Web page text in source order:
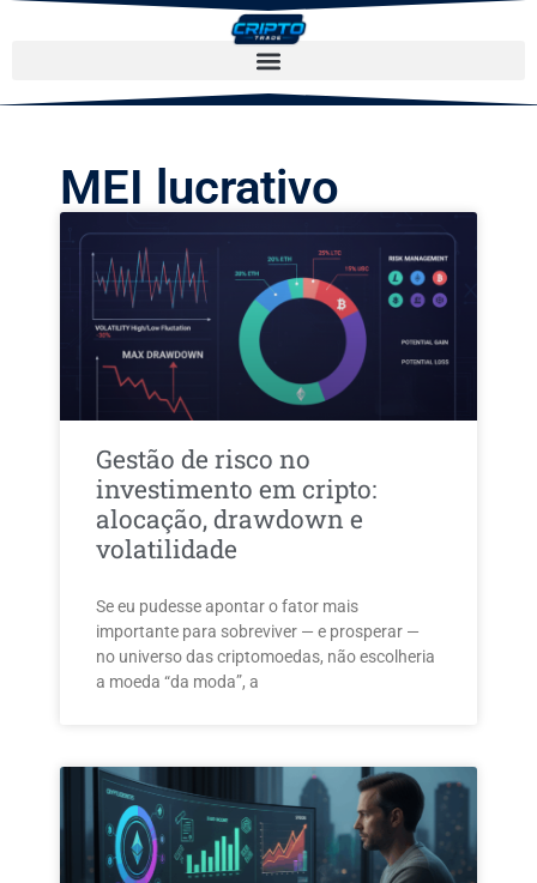
MEI lucrativo
Gestão de risco no
investimento em cripto:
alocação, drawdown e
volatilidade
Se eu pudesse apontar o fator mais
importante para sobreviver — e prosperar —
no universo das criptomoedas, não escolheria
a moeda “da moda”, a